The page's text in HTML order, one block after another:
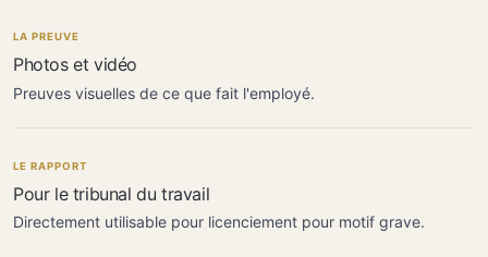
LA PREUVE
Photos et vidéo
Preuves visuelles de ce que fait l'employé.
LE RAPPORT
Pour le tribunal du travail
Directement utilisable pour licenciement pour motif grave.